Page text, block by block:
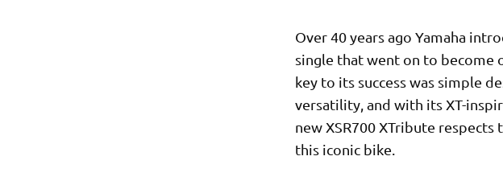
Over 40 years ago Yamaha
single that went on to become
key to its success was simple
versatility, and with its XT-
new XSR700 XTribute respects
this iconic bike.